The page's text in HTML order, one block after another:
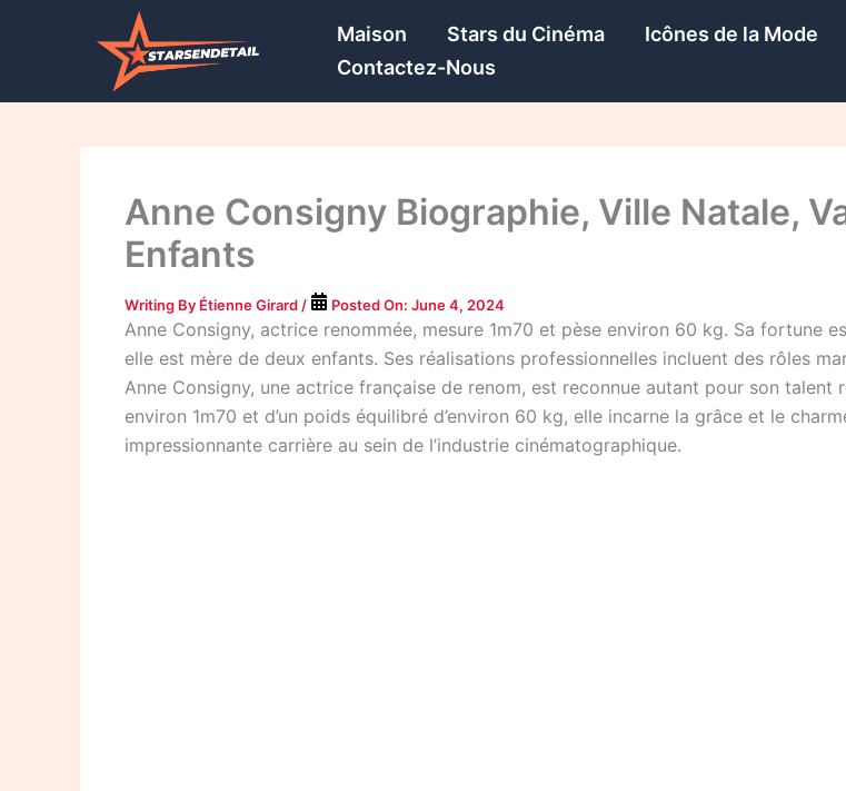
Maison Stars du Cinéma Icônes de la Mode
Contactez-Nous
Anne Consigny Biographie, Ville Natale,
Enfants
Writing By Étienne Girard / Posted On: June 4, 2024
Anne Consigny, actrice renommée, mesure 1m70 et pèse environ 60 kg. Sa fortune
elle est mère de deux enfants. Ses réalisations professionnelles incluent des rôles
Anne Consigny, une actrice française de renom, est reconnue autant pour son
environ 1m70 et d’un poids équilibré d’environ 60 kg, elle incarne la grâce et le
impressionnante carrière au sein de l’industrie cinématographique.